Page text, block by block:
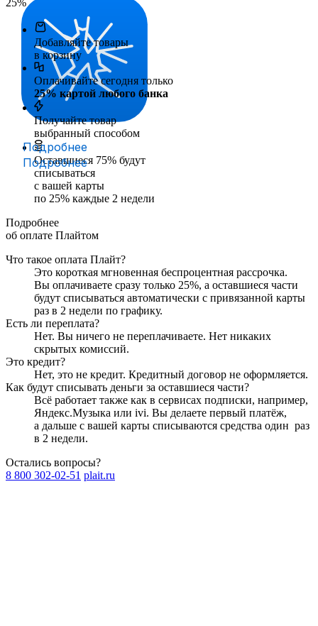
Подробнее
Подробнее
25%
Добавляйте товары
в корзину
Оплачивайте сегодня только
25% картой любого банка
Получайте товар
выбранный способом
Оставшиеся 75% будут
списываться
с вашей карты
по 25% каждые 2 недели
Подробнее
об оплате Плайтом
Что такое оплата Плайт?
Это короткая мгновенная беспроцентная рассрочка.
Вы оплачиваете сразу только 25%, а оставшиеся части
будут списываться автоматически с привязанной карты
раз в 2 недели по графику.
Есть ли переплата?
Нет. Вы ничего не переплачиваете. Нет никаких
скрытых комиссий.
Это кредит?
Нет, это не кредит. Кредитный договор не оформляется.
Как будут списывать деньги за оставшиеся части?
Всё работает также как в сервисах подписки, например,
Яндекс.Музыка или ivi. Вы делаете первый платёж,
а дальше с вашей карты списываются средства один раз
в 2 недели.
Остались вопросы?
8 800 302-02-51 plait.ru